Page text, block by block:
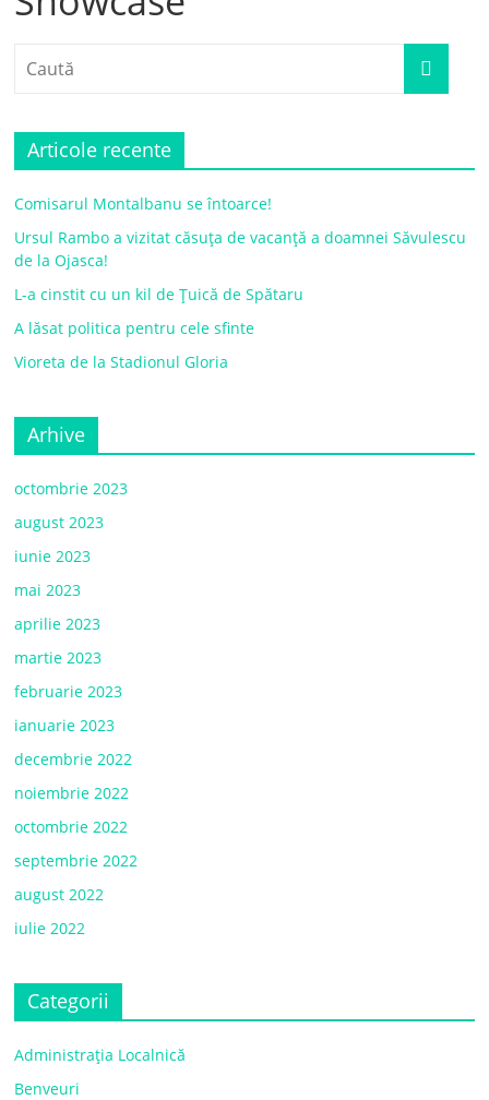
Articole recente
Comisarul Montalbanu se întoarce!
Ursul Rambo a vizitat căsuța de vacanță a doamnei Săvulescu
de la Ojasca!
L-a cinstit cu un kil de Țuică de Spătaru
A lăsat politica pentru cele sfinte
Vioreta de la Stadionul Gloria
Arhive
octombrie 2023
august 2023
iunie 2023
mai 2023
aprilie 2023
martie 2023
februarie 2023
ianuarie 2023
decembrie 2022
noiembrie 2022
octombrie 2022
septembrie 2022
august 2022
iulie 2022
Categorii
Administrația Localnică
Benveuri